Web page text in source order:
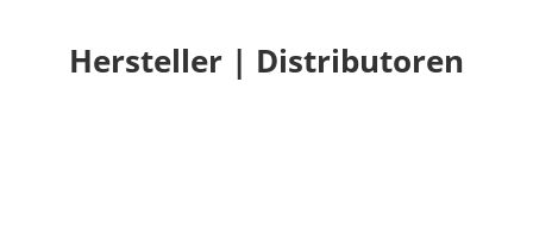
Hersteller | Distributoren